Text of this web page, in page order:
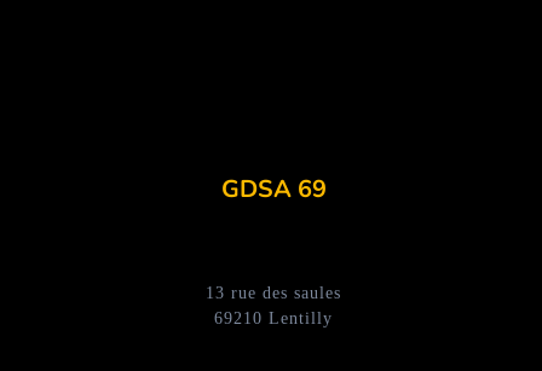
GDSA 69
13 rue des saules
69210 Lentilly